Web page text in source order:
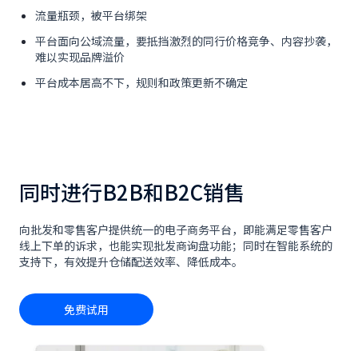
流量瓶颈，被平台绑架
平台面向公域流量，要抵挡激烈的同行价格竞争、内容抄袭，
难以实现品牌溢价
平台成本居高不下，规则和政策更新不确定
同时进行B2B和B2C销售
向批发和零售客户提供统一的电子商务平台，即能满足零售客户
线上下单的诉求，也能实现批发商询盘功能；同时在智能系统的
支持下，有效提升仓储配送效率、降低成本。
免费试用